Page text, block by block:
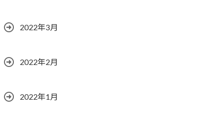
2022年3月
2022年2月
2022年1月